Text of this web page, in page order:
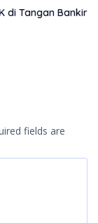
di Tangan Bankir
fields are